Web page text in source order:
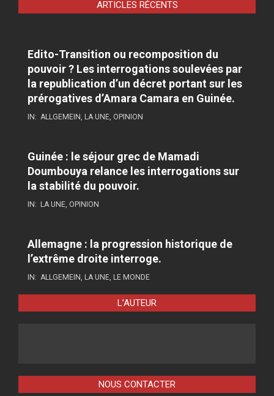
ARTICLES RÉCENTS
Edito-Transition ou recomposition du
pouvoir ? Les interrogations soulevées par
la republication d’un décret portant sur les
prérogatives d’Amara Camara en Guinée.
IN: ALLGEMEIN LA UNE OPINION
Guinée : le séjour grec de Mamadi
Doumbouya relance les interrogations sur
la stabilité du pouvoir.
IN: LA UNE OPINION
Allemagne : la progression historique de
l’extrême droite interroge.
IN: ALLGEMEIN LA UNE LE MONDE
L’AUTEUR
NOUS CONTACTER